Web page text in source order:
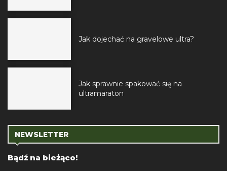
Jak dojechać na gravelowe ultra?
Jak sprawnie spakować się na
ultramaraton
NEWSLETTER
Bądź na bieżąco!